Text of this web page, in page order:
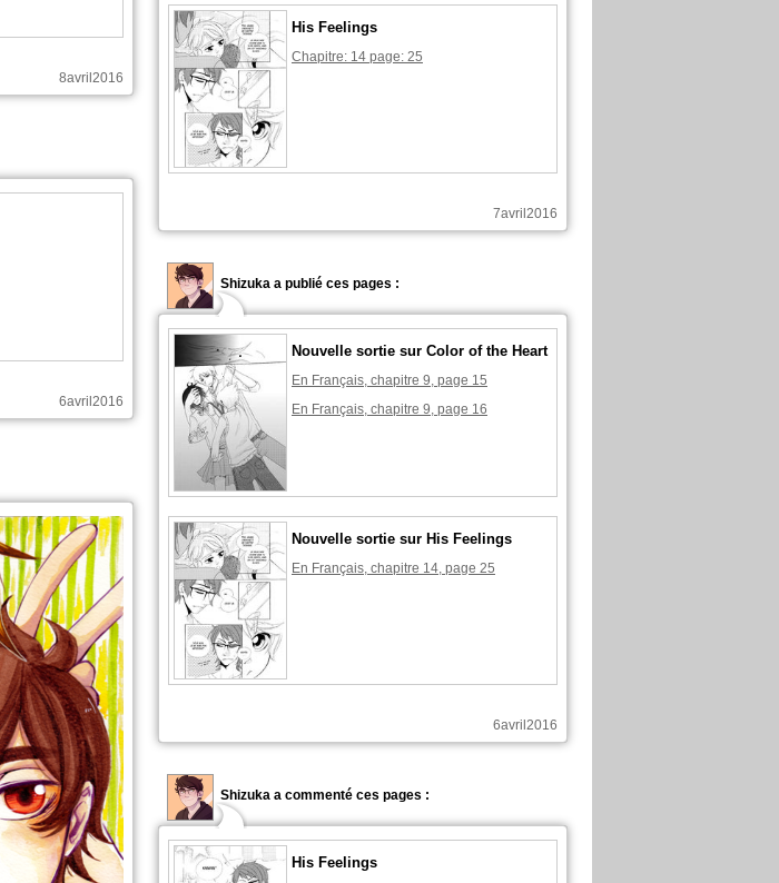
8avril2016
His Feelings
Chapitre: 14 page: 25
7avril2016
6avril2016
Shizuka a publié ces pages :
Nouvelle sortie sur Color of the Heart
En Français, chapitre 9, page 15
En Français, chapitre 9, page 16
Nouvelle sortie sur His Feelings
En Français, chapitre 14, page 25
6avril2016
Shizuka a commenté ces pages :
His Feelings